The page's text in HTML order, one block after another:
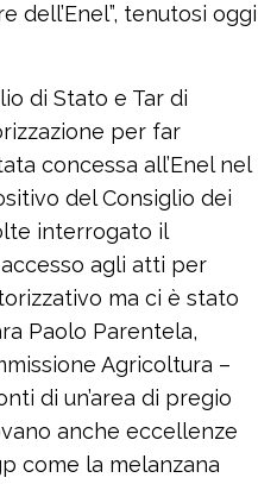
dell’Enel”, tenutosi oggi
di Stato e Tar di
per far
concessa all’Enel nel
del Consiglio dei
interrogato il
agli atti per
ma ci è stato
Paolo Parentela,
Agricoltura –
di un’area di pregio
anche eccellenze
come la melanzana